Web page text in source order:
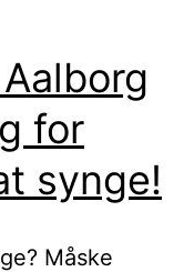
for
synge!
Måske